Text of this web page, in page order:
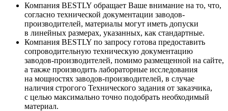
Компания BESTLY обращает Ваше внимание на то, что,
согласно технической документации заводов-
производителей, материалы могут иметь допуски
в линейных размерах, указанных, как стандартные.
Компания BESTLY по запросу готова предоставить
сопроводительную техническую документацию
заводов-производителей, помимо размещенной на сайте,
а также производить лабораторные исследования
на мощностях заводов-производителей, в случае
наличия строгого Технического задания от заказчика,
с целью максимально точно подобрать необходимый
материал.